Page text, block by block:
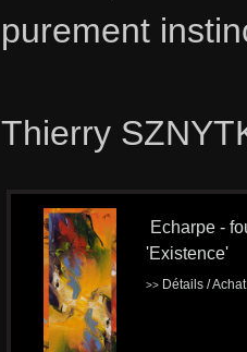
purement
Thierry
Echarpe -
'Existence'
>> Détails /